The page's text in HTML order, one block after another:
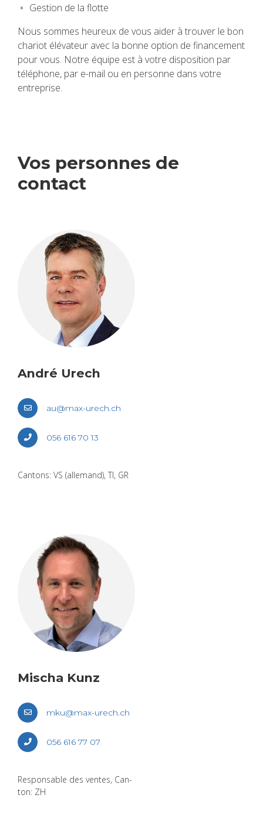
Ges­tion de la flotte
Nous sommes heu­reux de vous aider à trou­ver le bon
cha­riot élé­va­teur avec la bonne option de finan­ce­ment
pour vous. Notre équipe est à votre dis­po­si­tion par
télé­phone, par e-mail ou en per­sonne dans votre
entre­prise.
Vos per­sonnes de
contact
André Urech
au@​max-​urech.​ch
056 616 70 13
Can­tons: VS (alle­mand), TI, GR
Mischa Kunz
mku@​max-​urech.​ch
056 616 77 07
Res­pon­sable des ventes, Can­
ton: ZH